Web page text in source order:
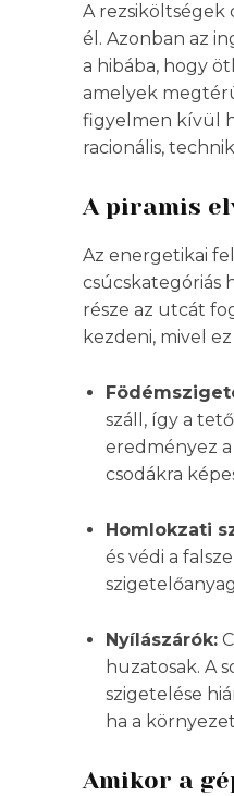
A rezsiköltségek
él. Azonban az
a hibába, hogy
amelyek
figyelmen kívül
racionális,
A piramis
Az energetikai
csúcskategóriás
része az utcát
kezdeni, mivel
száll, így a
eredményez
csodákra
Homlokzati
és védi a
Nyílászárók:
huzatosak. A
szigetelése
ha a
Amikor a